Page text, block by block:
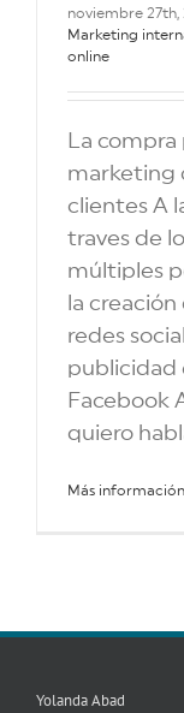
noviembre 27th,
Marketing
online
La
marketing
clientes A
traves de
múltiples
la
redes
publicidad
Facebook
quiero
Más información
Yolanda Abad